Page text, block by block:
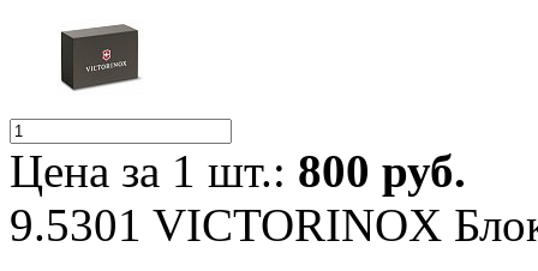
Цена за 1 шт.: 800 руб.
9.5301 VICTORINOX